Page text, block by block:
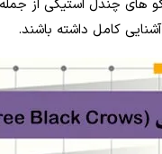
چندل استیکی از جمله
کامل داشته باشند.